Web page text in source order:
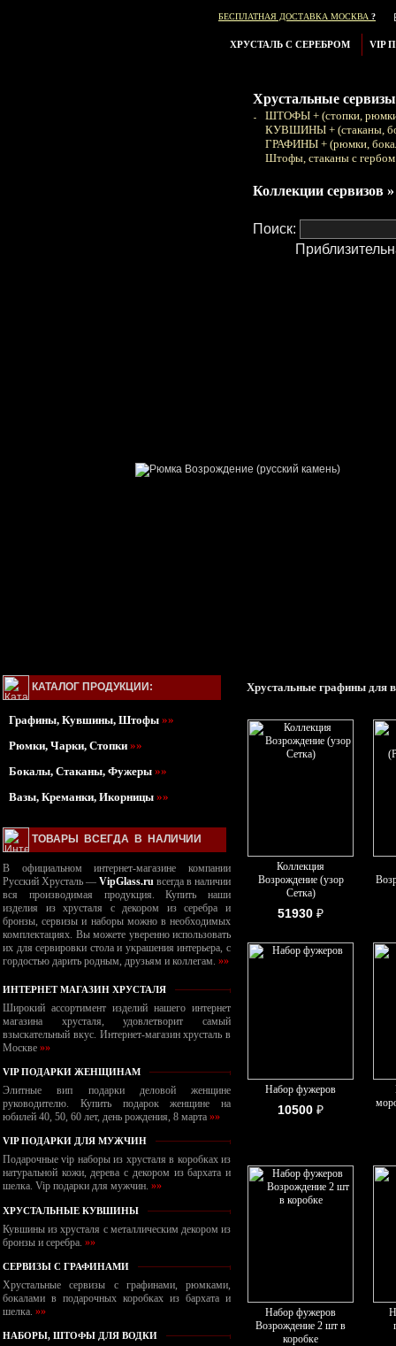
БЕСПЛАТНАЯ ДОСТАВКА МОСКВА ?
ХРУСТАЛЬ С СЕРЕБРОМ VIP
Хрустальные
ШТОФЫ + (стопки,
КУВШИНЫ + (стаканы,
ГРАФИНЫ + (рюмки,
Штофы, стаканы с
Коллекции сервизов »
Поиск:
КАТАЛОГ ПРОДУКЦИИ:
Графины, Кувшины, Штофы »»
Рюмки, Чарки, Стопки »»
Бокалы, Стаканы, Фужеры »»
Вазы, Креманки, Икорницы »»
ТОВАРЫ ВСЕГДА В НАЛИЧИИ
В официальном интернет-магазине компании
Русский Хрусталь — VipGlass.ru всегда в наличии
вся производимая продукция. Купить наши
изделия из хрусталя с декором из серебра и
бронзы, сервизы и наборы можно в необходимых
комплектациях. Вы можете уверенно использовать
их для сервировки стола и украшения интерьера, с
гордостью дарить родным, друзьям и коллегам. »»
ИНТЕРНЕТ МАГАЗИН ХРУСТАЛЯ
Широкий ассортимент изделий нашего интернет
магазина хрусталя, удовлетворит самый
взыскательный вкус. Интернет-магазин хрусталь в
Москве »»
VIP ПОДАРКИ ЖЕНЩИНАМ
Элитные вип подарки деловой женщине
руководителю. Купить подарок женщине на
юбилей 40, 50, 60 лет, день рождения, 8 марта »»
VIP ПОДАРКИ ДЛЯ МУЖЧИН
Подарочные vip наборы из хрусталя в коробках из
натуральной кожи, дерева с декором из бархата и
шелка. Vip подарки для мужчин. »»
ХРУСТАЛЬНЫЕ КУВШИНЫ
Кувшины из хрусталя с металлическим декором из
бронзы и серебра. »»
СЕРВИЗЫ С ГРАФИНАМИ
Хрустальные сервизы с графинами, рюмками,
бокалами в подарочных коробках из бархата и
шелка. »»
НАБОРЫ, ШТОФЫ ДЛЯ ВОДКИ
Хрустальные графины для
Коллекция
Возрождение (узор
Сетка)
51930 ₽
Набор фужеров
10500 ₽
Набор фужеров
Возрождение 2 шт в
коробке